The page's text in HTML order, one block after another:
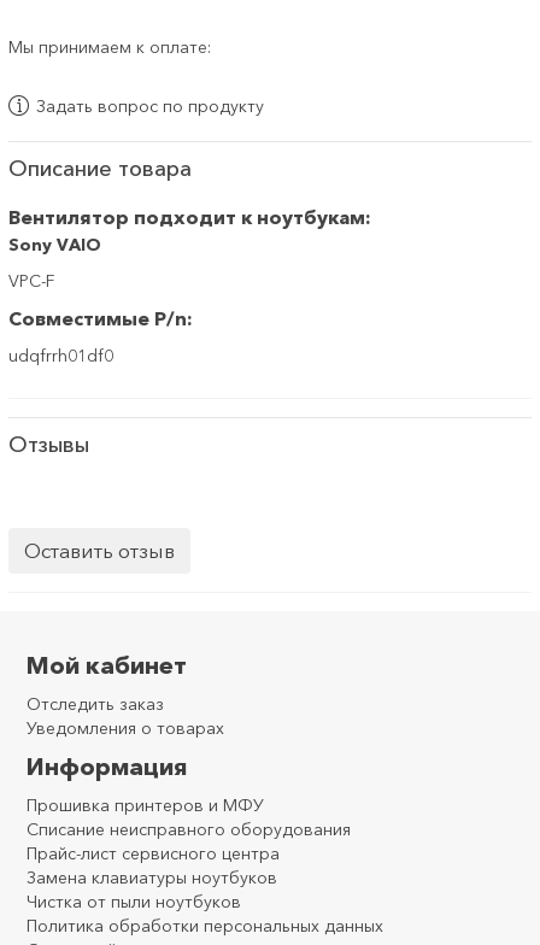
Мы принимаем к оплате:
Задать вопрос по продукту
Описание товара
Вентилятор подходит к ноутбукам:
Sony VAIO
VPC-F
Совместимые P/n:
udqfrrh01df0
Отзывы
Оставить отзыв
Мой кабинет
Отследить заказ
Уведомления о товарах
Информация
Прошивка принтеров и МФУ
Списание неисправного оборудования
Прайс-лист сервисного центра
Замена клавиатуры ноутбуков
Чистка от пыли ноутбуков
Политика обработки персональных данных